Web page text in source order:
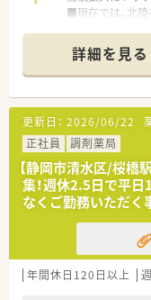
■現在では、北
■全国各地に今
す。
■「健康と美と
に、利便性と専
つけ薬局を創る
■‘ワンストップ
ビューティー・
とし北陸地方中
詳細を見る
更新日： 2026/06/22
正社員
調剤薬局
【静岡市清水区/桜橋
集！週休2.5日で平
なくご勤務いただ
年間休日120日以上